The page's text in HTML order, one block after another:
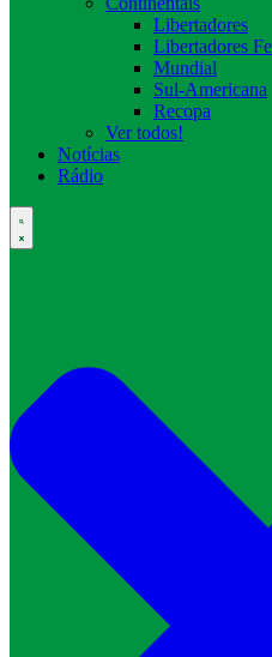
Libertadores
Libertadores
Mundial
Sul-Americana
Recopa
Ver todos!
Notícias
Rádio